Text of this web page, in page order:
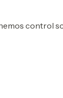
control